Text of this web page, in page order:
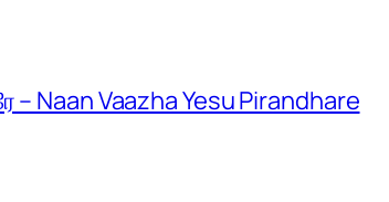
– Naan Vaazha Yesu Pirandhare